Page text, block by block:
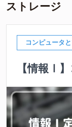
ストレージ
コンピュータ
【情報Ⅰ